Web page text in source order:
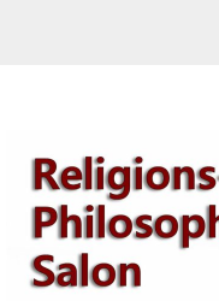
Inhalt
springen